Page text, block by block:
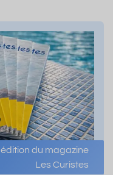
du magazine
Les Curistes